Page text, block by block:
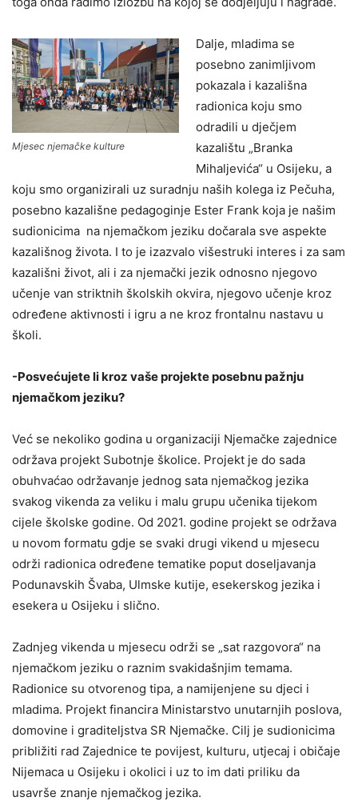
Mjesec njemačke kulture
Dalje, mladima se
posebno zanimljivom
pokazala i kazališna
radionica koju smo
odradili u dječjem
kazalištu „Branka
Mihaljevića“ u Osijeku, a
koju smo organizirali uz suradnju naših kolega iz Pečuha,
posebno kazališne pedagoginje Ester Frank koja je našim
sudionicima na njemačkom jeziku dočarala sve aspekte
kazališnog života. I to je izazvalo višestruki interes i za sam
kazališni život, ali i za njemački jezik odnosno njegovo
učenje van striktnih školskih okvira, njegovo učenje kroz
određene aktivnosti i igru a ne kroz frontalnu nastavu u
školi.
-Posvećujete li kroz vaše projekte posebnu pažnju
njemačkom jeziku?
Već se nekoliko godina u organizaciji Njemačke zajednice
održava projekt Subotnje školice. Projekt je do sada
obuhvaćao održavanje jednog sata njemačkog jezika
svakog vikenda za veliku i malu grupu učenika tijekom
cijele školske godine. Od 2021. godine projekt se održava
u novom formatu gdje se svaki drugi vikend u mjesecu
održi radionica određene tematike poput doseljavanja
Podunavskih Švaba, Ulmske kutije, esekerskog jezika i
esekera u Osijeku i slično.
Zadnjeg vikenda u mjesecu održi se „sat razgovora“ na
njemačkom jeziku o raznim svakidašnjim temama.
Radionice su otvorenog tipa, a namijenjene su djeci i
mladima. Projekt financira Ministarstvo unutarnjih poslova,
domovine i graditeljstva SR Njemačke. Cilj je sudionicima
približiti rad Zajednice te povijest, kulturu, utjecaj i običaje
Nijemaca u Osijeku i okolici i uz to im dati priliku da
usavrše znanje njemačkog jezika.